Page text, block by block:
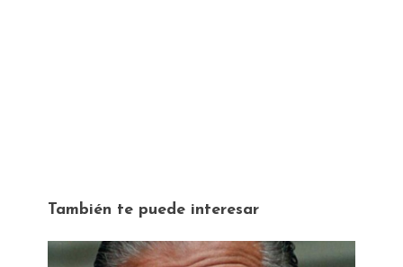
También te puede interesar